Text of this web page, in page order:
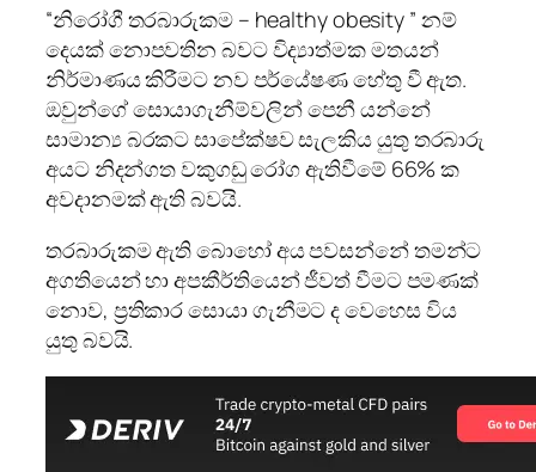
“නිරෝගී තරබාරුකම – healthy obesity ” නම්
දෙයක් නොපවතින බවට විද්‍යාත්මක මතයන්
නිර්මාණය කිරීමට නව පර්යේෂණ හේතු වී ඇත.
ඔවුන්ගේ සොයාගැනීම්වලින් පෙනී යන්නේ
සාමාන්‍ය බරකට සාපේක්ෂව සැලකිය යුතු තරබාරු
අයට නිදන්ගත වකුගඩු රෝග ඇතිවීමේ 66% ක
අවදානමක් ඇති බවයි.
තරබාරුකම ඇති බොහෝ අය පවසන්නේ තමන්ට
අගතියෙන් හා අපකීර්තියෙන් ජීවත් වීමට පමණක්
නොව, ප්‍රතිකාර සොයා ගැනීමට ද වෙහෙස විය
යුතු බවයි.